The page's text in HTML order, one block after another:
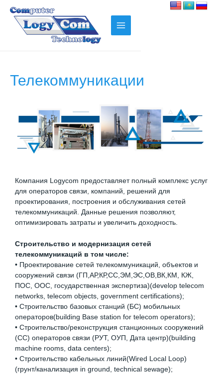
Телекоммуникации
Компания Logycom предоставляет полный комплекс услуг
для операторов связи, компаний, решений для
проектирования, построения и обслуживания сетей
телекоммуникаций. Данные решения позволяют,
оптимизировать затраты и увеличить доходность.
Строительство и модернизация сетей
телекоммуникаций в том числе:
• Проектирование сетей телекоммуникаций, объектов и
сооружений связи (ГП,АР,КР,СС,ЭМ,ЭС,ОВ,ВК,КМ, КЖ,
ПОС, ООС, государственная экспертиза)(develop telecom
networks, telecom objects, government certifications);
• Строительство базовых станций (БС) мобильных
операторов(building Base station for telecom operators);
• Строительство/реконструкция станционных сооружений
(СС) операторов связи (РУТ, ОУП, Дата центр)(building
machine rooms, data centers);
• Строительство кабельных линий(Wired Local Loop)
(грунт/канализация in ground, technical sewage);